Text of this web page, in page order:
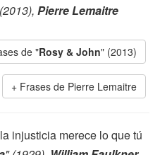
Pierre Lemaitre
de "Rosy & John" (2013)
Frases de Pierre Lemaitre
injusticia merece lo que tú